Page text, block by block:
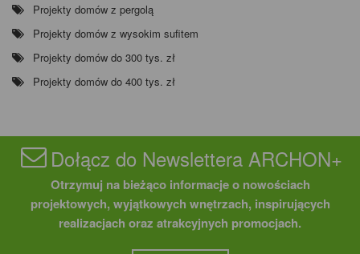
Projekty domów z pergolą
Projekty domów z wysokim sufitem
Projekty domów do 300 tys. zł
Projekty domów do 400 tys. zł
Dołącz do Newslettera ARCHON+
Otrzymuj na bieżąco informacje o nowościach
projektowych, wyjątkowych wnętrzach, inspirujących
realizacjach oraz atrakcyjnych promocjach.